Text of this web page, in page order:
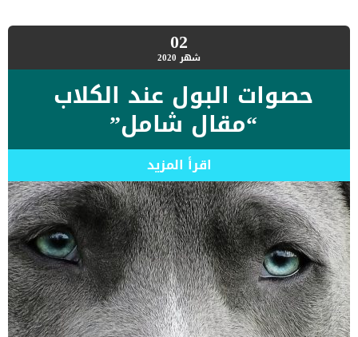
02شهر 2020
حصوات البول عند الكلاب
“مقال شامل”
اقرأ المزيد